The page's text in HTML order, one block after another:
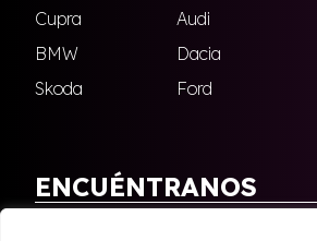
Cupra
Audi
BMW
Dacia
Skoda
Ford
ENCUÉNTRANOS